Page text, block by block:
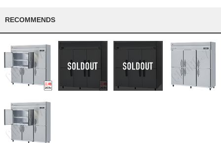
RECOMMENDS